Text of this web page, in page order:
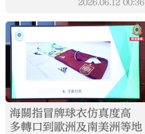
2026.06.12 00:36
海關指冒牌球衣仿真度高
多轉口到歐洲及南美洲等地